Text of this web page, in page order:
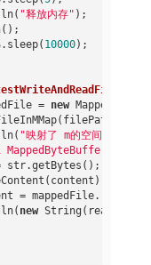
e) {
(ByteBuffer buffer)
=
"viewedBuffer"
=
"释放内存" );
10000);
=
new
"映射了 m的空间"
MappedByteBuffer! :)"
str.getBytes();
=
new